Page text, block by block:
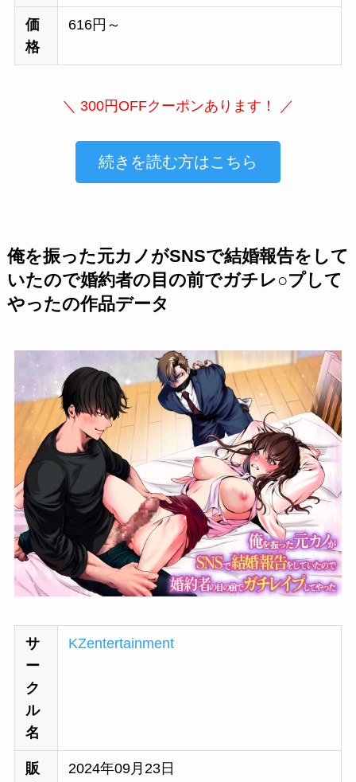
価
格
616円～
＼ 300円OFFクーポンあります！ ／
続きを読む方はこちら
俺を振った元カノがSNSで結婚報告をして
いたので婚約者の目の前でガチレ○プして
やったの作品データ
サ
ー
ク
ル
名
KZentertainment
販
2024年09月23日